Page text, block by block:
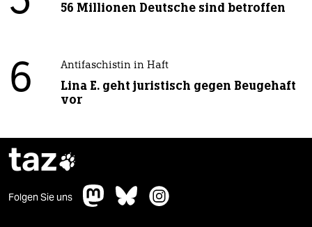
56 Millionen Deutsche sind betroffen
6 Antifaschistin in Haft
Lina E. geht juristisch gegen Beugehaft
vor
taz
Folgen Sie uns